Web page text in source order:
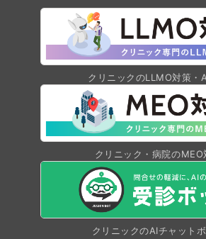
クリニックのLLMO対策・
クリニック・病院のMEO
クリニックのAIチャット